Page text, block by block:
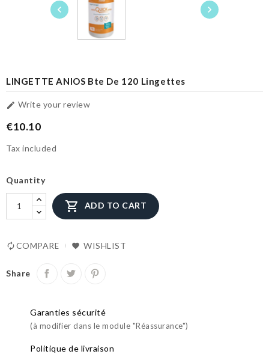
 
LINGETTE ANIOS Bte De 120 Lingettes
 Write your review
€10.10
Tax included
Quantity
 ADD TO CART
COMPARE WISHLIST
Share
Garanties sécurité
(à modifier dans le module "Réassurance")
Politique de livraison